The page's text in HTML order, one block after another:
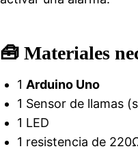
🧰 Materiales
1 Arduino Uno
1 Sensor de llamas
1 LED
1 resistencia de